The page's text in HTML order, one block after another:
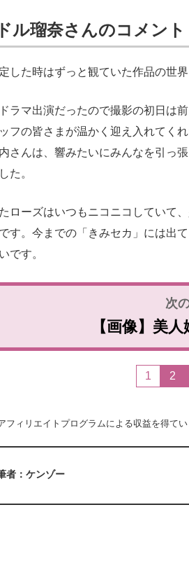
ル瑠奈さんのコメント
した時はずっと観ていた作品の世
ラマ出演だったので撮影の初日は
フの皆さまが温かく迎え入れてく
さんは、響みたいにみんなを引っ
た。
ローズはいつもニコニコしていて
す。今までの「きみセカ」には出
です。
【画像】美
1 2
フィリエイトプログラムによる収益を得てい
者：ケンゾー